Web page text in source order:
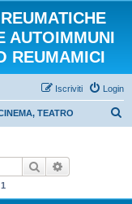
AUTOIMMUNI
REUMAMICI
Login
Iscriviti
TEATRO
Cerca
1